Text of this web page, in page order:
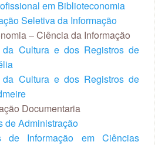
em Biblioteconomia
Seletiva da Informação
– Ciência da Informação
Cultura e dos Registros de
Cultura e dos Registros de
Documentaria
de Administração
de Informação em Ciências